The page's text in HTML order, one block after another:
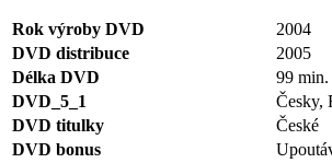
Rok výroby DVD
2004
DVD distribuce
2005
Délka DVD
99 min.
DVD_5_1
Česky,
DVD titulky
České
DVD bonus